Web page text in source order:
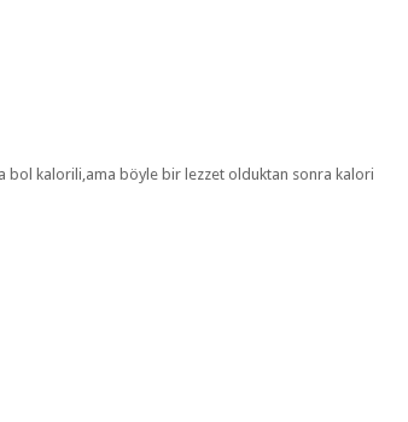
bol kalorili,ama böyle bir lezzet olduktan sonra kalori